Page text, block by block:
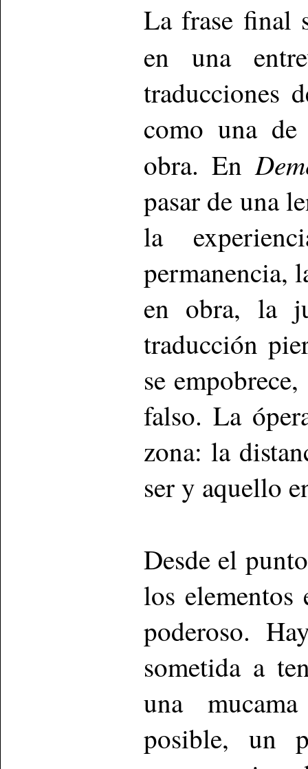
La frase final
en una
traducciones
como una
obra. En
pasar de una
la
permanencia,
en obra, la
traducción
se
falso. La
zona: la
ser y aquello
Desde el
los elementos
poderoso.
sometida a
una
posible, un